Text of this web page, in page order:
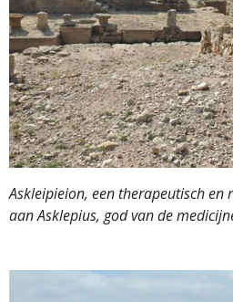
Askleipieion, een therapeutisch en
aan Asklepius, god van de